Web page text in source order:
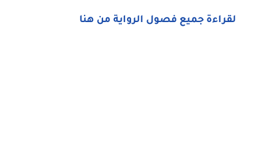
لقراءة جميع فصول الرواية من هنا